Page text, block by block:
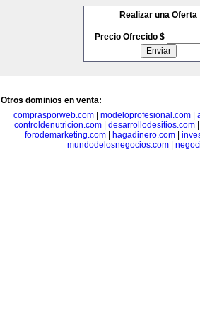
Realizar una Oferta
Precio Ofrecido $
Otros dominios en venta:
comprasporweb.com| modeloprofesional.com|
controldenutricion.com
desarrollodesitios.com
forodemarketing.com| hagadinero.com|
mundodelosnegocios.com